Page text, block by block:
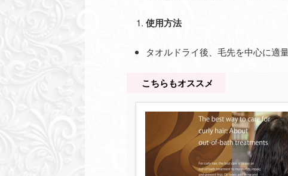
使用方法
タオルドライ後、毛先を中心に適
こちらもオススメ